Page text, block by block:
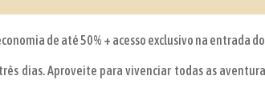
de até 50% + acesso exclusivo na entrada
dias. Aproveite para vivenciar todas as